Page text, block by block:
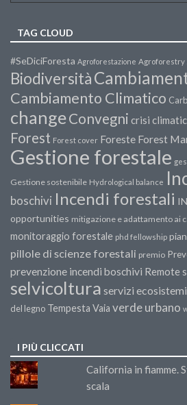
TAG CLOUD
#SeDiciForesta Agroforestazione Agroforestry
Biodiversità
Cambiamento Climatico
changeConvegni crisi
Forest Forest cover Foreste Forest
Gestione forestale
Gestione sostenibile Hydrological balance
boschivi Incendi forestali
opportunities mitigazione e adattamento ai
monitoraggio forestale phd fellowship
pillole di scienze forestali premio
prevenzione incendi boschivi Remote
selvicoltura servizi
del legno Tempesta Vaia verde urbano
I PIÙ CLICCATI
California in fiamme.
scala